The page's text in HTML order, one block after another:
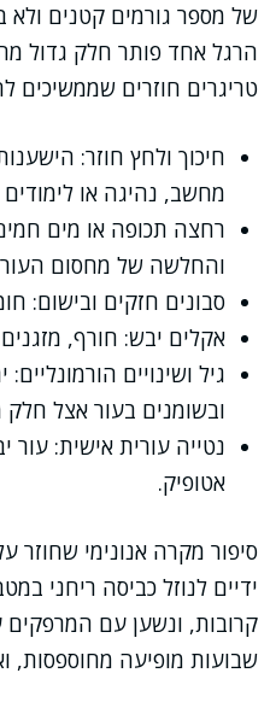
של מספר גורמים קטנים ולא
הרגל אחד פותר חלק גדול
טריגרים חוזרים שממשיכים
חיכוך ולחץ חוזר:
מחשב, נהיגה או
רחצה תכופה או מים
והחלשה של מחסום
סבונים חזקים ובישום:
אקלים יבש: חורף,
גיל ושינויים
ובשומנים בעור אצל
נטייה עורית אישית: עור
אטופיק.
סיפור מקרה אנונימי שחוזר
ידיים לנוזל כביסה ריחני
קרובות, ונשען עם
שבועות מופיעה מחוספסות,